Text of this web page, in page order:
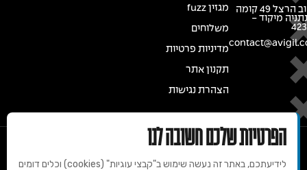
רחוב הרצל 49 קומה
מיקוד -
מגזין fuzz
משלוחים
מדיניות פרטיות
תקנון אתר
הצהרת נגישות
הפרטיות שלכם חשובה לנו
לידיעתכם, באתר זה נעשה שימוש ב"קבצי עוגיות" (cookies) וכלים דומים